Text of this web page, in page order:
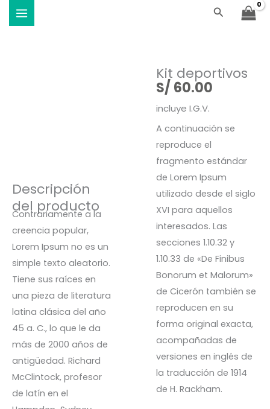
Buscar
Descripción
del producto
Contrariamente a la
creencia popular,
Lorem Ipsum no es un
simple texto aleatorio.
Tiene sus raíces en
una pieza de literatura
latina clásica del año
45 a. C., lo que le da
más de 2000 años de
antigüedad. Richard
McClintock, profesor
de latín en el
Kit deportivos
S/ 60.00
incluye I.G.V.
A continuación se
reproduce el
fragmento estándar
de Lorem Ipsum
utilizado desde el siglo
XVI para aquellos
interesados. Las
secciones 1.10.32 y
1.10.33 de «De Finibus
Bonorum et Malorum»
de Cicerón también se
reproducen en su
forma original exacta,
acompañadas de
versiones en inglés de
la traducción de 1914
de H. Rackham.